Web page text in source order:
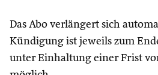
Das Abo verlängert sich
Kündigung ist jeweils zum
unter Einhaltung einer Frist